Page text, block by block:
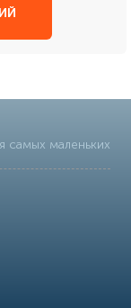
самых маленьких